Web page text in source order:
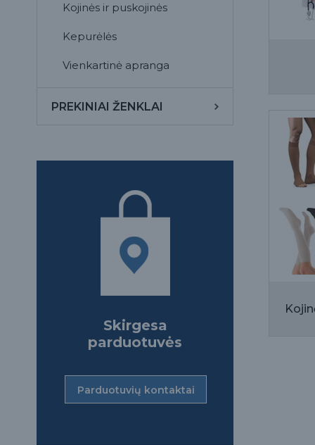
Kojinės ir puskojinės
Kepurėlės
Vienkartinė apranga
PREKINIAI ŽENKLAI
Skirgesa
parduotuvės
Parduotuvių kontaktai